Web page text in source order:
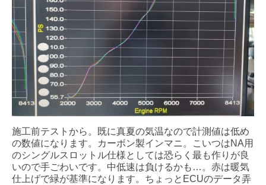
施工前テストから。既に真夏の気温なので計測値は低め
の数値になります。カーボン製インマニ。こいつはNA用
のシングルスロットル仕様としては恐らく最も作りが良
いので手ごわいです。中低速は負けるかも…。赤は暖気
仕上げで緑が基準になります。ちょっとECUのデータ弄